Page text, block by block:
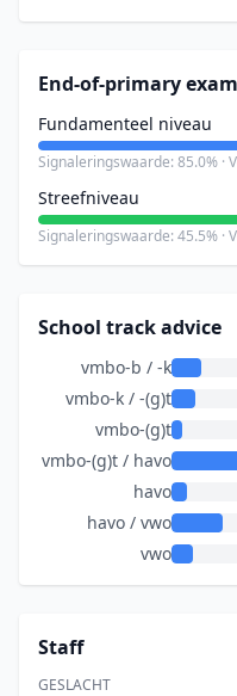
End-of-primary
Fundamenteel niveau
Signaleringswaarde: 85.0% ·
Streefniveau
Signaleringswaarde: 45.5% ·
School track advice
vmbo-b / -k
vmbo-k / -(g)t
vmbo-(g)t
vmbo-(g)t / havo
havo
havo / vwo
vwo
Staff
GESLACHT